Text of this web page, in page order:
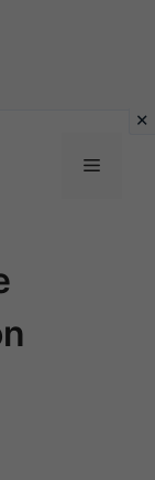
Menu